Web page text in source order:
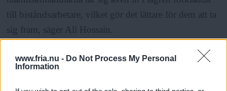
www.fria.nu - Do Not Process My Personal
Information
till biståndsarbetare, vilket gör det lättare för dem att ta
sig fram, säger Ali Hossain.
För att förhindra att falska hjälparbetare lyckas ta sig in